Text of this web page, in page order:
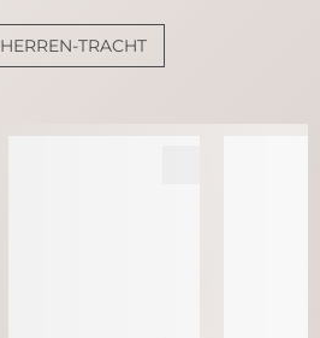
HERREN-TRACHT